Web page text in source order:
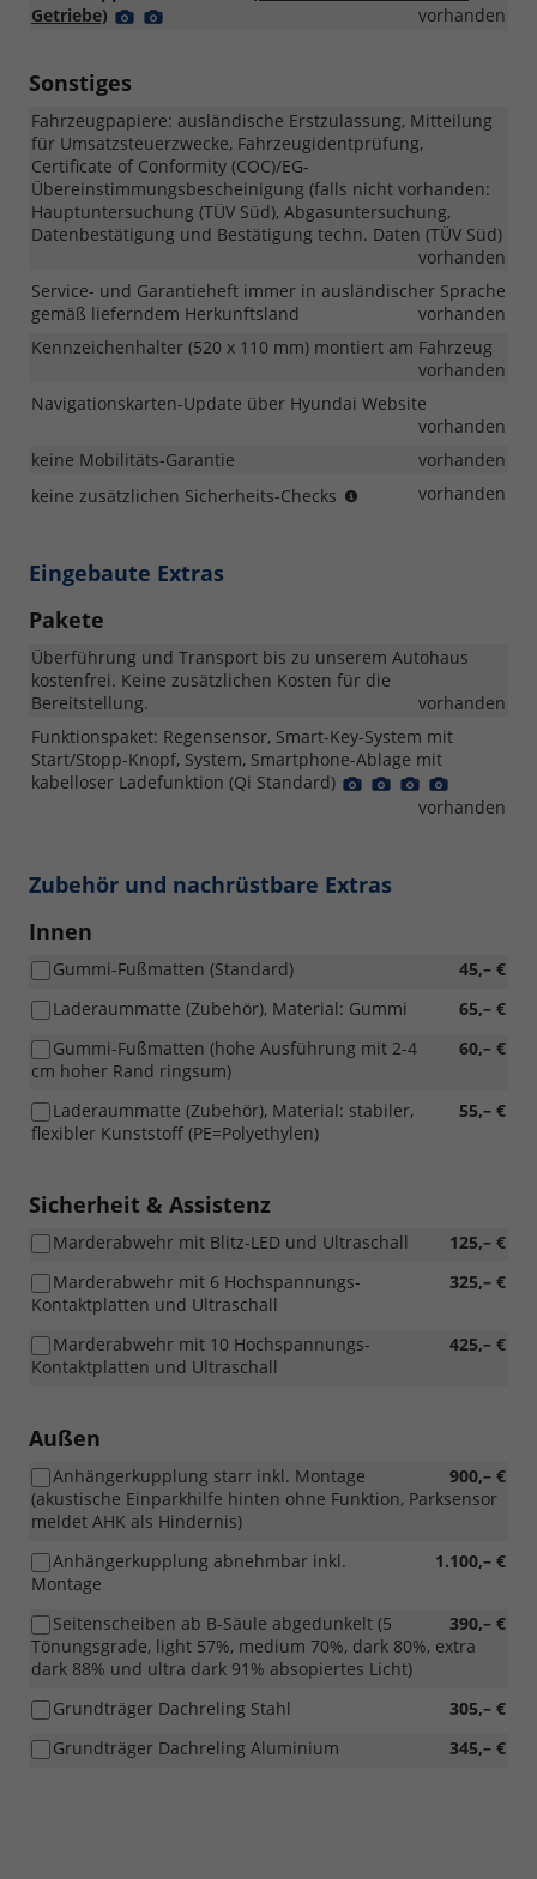
Getriebe)
Detail
vorhanden
Sonstiges
Fahrzeugpapiere: ausländische Erstzulassung, Mitteilung
für Umsatzsteuerzwecke, Fahrzeugidentprüfung,
Certificate of Conformity (COC)/EG-
Übereinstimmungsbescheinigung (falls nicht vorhanden:
Hauptuntersuchung (TÜV Süd), Abgasuntersuchung,
Datenbestätigung und Bestätigung techn. Daten (TÜV Süd)
vorhanden
Service- und Garantieheft immer in ausländischer Sprache
gemäß lieferndem Herkunftsland
vorhanden
Kennzeichenhalter (520 x 110 mm) montiert am Fahrzeug
vorhanden
Navigationskarten-Update über Hyundai Website
vorhanden
keine Mobilitäts-Garantie
vorhanden
keine zusätzlichen Sicherheits-Checks
Sie
Ihr
Fahrzeug
zu
den
vorgesehenen
Wartungen
können
vorhanden
Eingebaute Extras
Pakete
Überführung und Transport bis zu unserem Autohaus
kostenfrei. Keine zusätzlichen Kosten für die
Bereitstellung.
vorhanden
Funktionspaket: Regensensor, Smart-Key-System mit
Start/Stopp-Knopf, System, Smartphone-Ablage mit
kabelloser Ladefunktion (Qi Standard)
DetailDetail
Foto
Detail
FotoFoto
vorhanden
Zubehör und nachrüstbare Extras
Innen
45,– €
Gummi-Fußmatten (Standard)
65,– €
Laderaummatte (Zubehör), Material: Gummi
60,– €
Gummi-Fußmatten (hohe Ausführung mit 2-4
cm hoher Rand ringsum)
55,– €
Laderaummatte (Zubehör), Material: stabiler,
flexibler Kunststoff (PE=Polyethylen)
Sicherheit & Assistenz
125,– €
Marderabwehr mit Blitz-LED und Ultraschall
325,– €
Marderabwehr mit 6 Hochspannungs-
Kontaktplatten und Ultraschall
425,– €
Marderabwehr mit 10 Hochspannungs-
Kontaktplatten und Ultraschall
Außen
900,– €
Anhängerkupplung starr inkl. Montage
(akustische Einparkhilfe hinten ohne Funktion, Parksensor
meldet AHK als Hindernis)
1.100,– €
Anhängerkupplung abnehmbar inkl.
Montage
390,– €
Seitenscheiben ab B-Säule abgedunkelt (5
Tönungsgrade, light 57%, medium 70%, dark 80%, extra
dark 88% und ultra dark 91% absopiertes Licht)
305,– €
Grundträger Dachreling Stahl
345,– €
Grundträger Dachreling Aluminium